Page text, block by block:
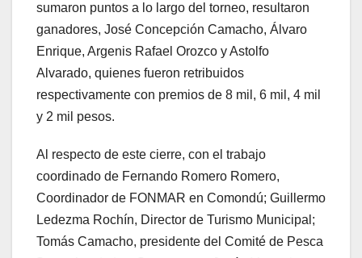
sumaron puntos a lo largo del torneo, resultaron
ganadores, José Concepción Camacho, Álvaro
Enrique, Argenis Rafael Orozco y Astolfo
Alvarado, quienes fueron retribuidos
respectivamente con premios de 8 mil, 6 mil, 4 mil
y 2 mil pesos.
Al respecto de este cierre, con el trabajo
coordinado de Fernando Romero Romero,
Coordinador de FONMAR en Comondú; Guillermo
Ledezma Rochín, Director de Turismo Municipal;
Tomás Camacho, presidente del Comité de Pesca